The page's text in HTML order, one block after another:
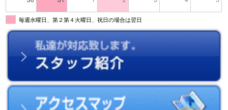
毎週水曜日、第２第４火曜日、祝日の場合は翌日